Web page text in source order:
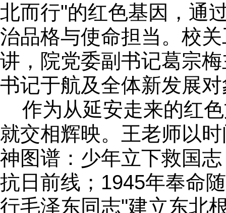
北而行"的红色基因，通
治品格与使命担当。校
讲，院党委副书记葛宗
书记于航及全体新发展
作为从延安走来的红色
就交相辉映。王老师以
神图谱：少年立下救国
抗日前线；1945年奉命
行毛泽东同志"建立东北